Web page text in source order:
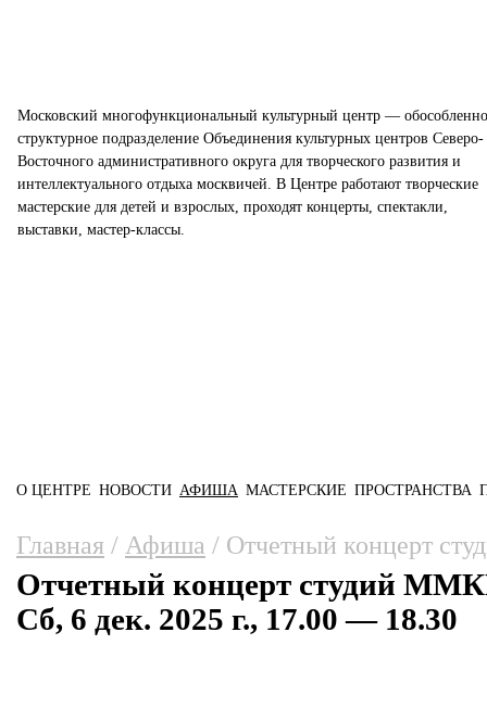
Московский многофункциональный культурный центр —
структурное подразделение Объединения культурных центров Северо-
Восточного административного округа для творческого развития и
интеллектуального отдыха москвичей. В Центре работают творческие
мастерские для детей и взрослых, проходят концерты, спектакли,
выставки, мастер-классы.
Главное меню
О ЦЕНТРЕ НОВОСТИ АФИША МАСТЕРСКИЕ ПРОСТРАНСТВА
Вы здесь
Главная / Афиша / Отчетный концерт
Отчетный концерт студий
Сб, 6 дек. 2025 г., 17.00 — 18.30